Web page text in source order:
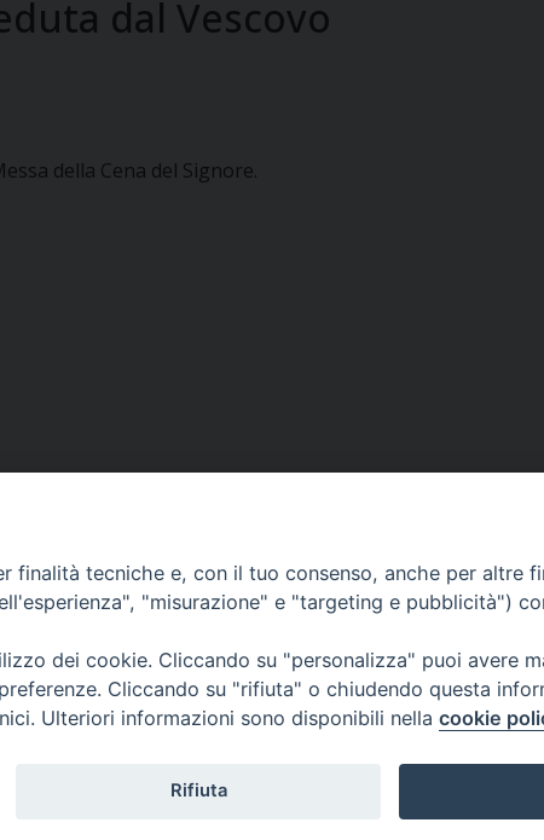
dal Vescovo
della Cena del Signore.
CONTATTACI MODULISTICA
WEBMAIL
finalità tecniche e, con il tuo consenso, anche per altre
"misurazione" e "targeting e pubblicità")
dei cookie. Cliccando su "personalizza" puoi avere
Cliccando su "rifiuta" o chiudendo questa
Ulteriori informazioni sono disponibili nella cookie
Rifiuta